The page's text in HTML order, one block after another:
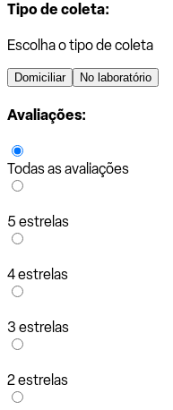
Tipo de coleta:
Escolha o tipo de coleta
Domiciliar No laboratório
Avaliações:
Todas as avaliações
5 estrelas
4 estrelas
3 estrelas
2 estrelas